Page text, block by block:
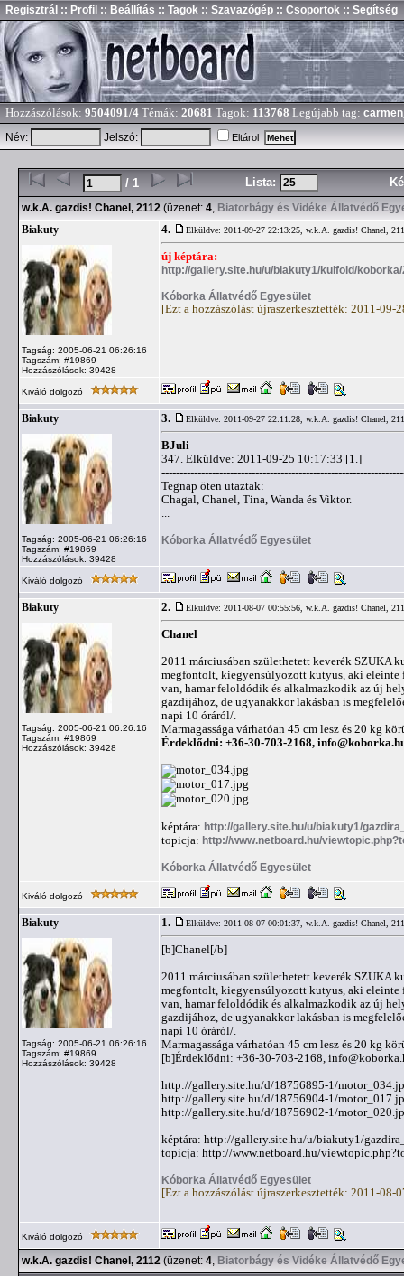
Regisztrál :: Profil :: Beállítás :: Tagok :: Szavazógép :: Csoportok :: Segítség
Hozzászólások: 9504091/4 Témák: 20681 Tagok: 113768 Legújabb tag:
Név:
Jelszó: Eltárol
/ 1 Lista:
w.k.A. gazdis! Chanel, 2112 (üzenet: 4, Biatorbágy és Vidéke Állatvédő
Biakuty
Tagság: 2005-06-21 06:26:16
Tagszám: #19869
Hozzászólások: 39428
4. Elküldve: 2011-09-27 22:13:25, w.k.A. gazdis! Chanel,
új képtára:
http://gallery.site.hu/u/biakuty1/kulfold/koborka/
Kóborka Állatvédő Egyesület
[Ezt a hozzászólást újraszerkesztették: 2011-09-
Kiváló dolgozó
Biakuty
Tagság: 2005-06-21 06:26:16
Tagszám: #19869
Hozzászólások: 39428
3. Elküldve: 2011-09-27 22:11:28, w.k.A. gazdis! Chanel,
BJuli
347. Elküldve: 2011-09-25 10:17:33 [1.]
Tegnap öten utaztak:
Chagal, Chanel, Tina, Wanda és Viktor.
Kóborka Állatvédő Egyesület
Kiváló dolgozó
Biakuty
Tagság: 2005-06-21 06:26:16
Tagszám: #19869
Hozzászólások: 39428
2. Elküldve: 2011-08-07 00:55:56, w.k.A. gazdis! Chanel,
Chanel
2011 márciusában születhetett keverék SZUKA
megfontolt, kiegyensúlyozott kutyus, aki eleinte
van, hamar feloldódik és alkalmazkodik az új
gazdijához, de ugyanakkor lakásban is
napi 10 óráról/.
Marmagassága várhatóan 45 cm lesz és 20 kg
Érdeklődni: +36-30-703-2168,
képtára: http://gallery.site.hu/u/biakuty1/
topicja: http://www.netboard.hu/
Kóborka Állatvédő Egyesület
Kiváló dolgozó
Biakuty
Tagság: 2005-06-21 06:26:16
Tagszám: #19869
Hozzászólások: 39428
1. Elküldve: 2011-08-07 00:01:37, w.k.A. gazdis! Chanel,
[b]Chanel[/b]
2011 márciusában születhetett keverék SZUKA
megfontolt, kiegyensúlyozott kutyus, aki eleinte
van, hamar feloldódik és alkalmazkodik az új
gazdijához, de ugyanakkor lakásban is
napi 10 óráról/.
Marmagassága várhatóan 45 cm lesz és 20 kg
[b]Érdeklődni: +36-30-703-2168,
http://gallery.site.hu/d/18756895-1/
http://gallery.site.hu/d/18756904-1/
http://gallery.site.hu/d/18756902-1/
képtára: http://gallery.site.hu/u/biakuty1/
topicja: http://www.netboard.hu/
Kóborka Állatvédő Egyesület
[Ezt a hozzászólást újraszerkesztették: 2011-08-
Kiváló dolgozó
w.k.A. gazdis! Chanel, 2112 (üzenet: 4, Biatorbágy és Vidéke Állatvédő